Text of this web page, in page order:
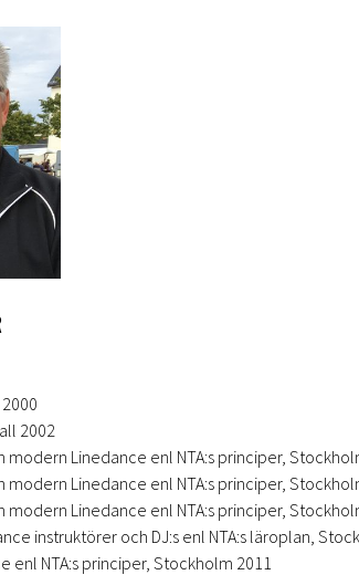
2002
modern Linedance enl NTA:s principer,
modern Linedance enl NTA:s principer,
modern Linedance enl NTA:s principer,
instruktörer och DJ:s enl NTA:s läroplan,
enl NTA:s principer, Stockholm 2011